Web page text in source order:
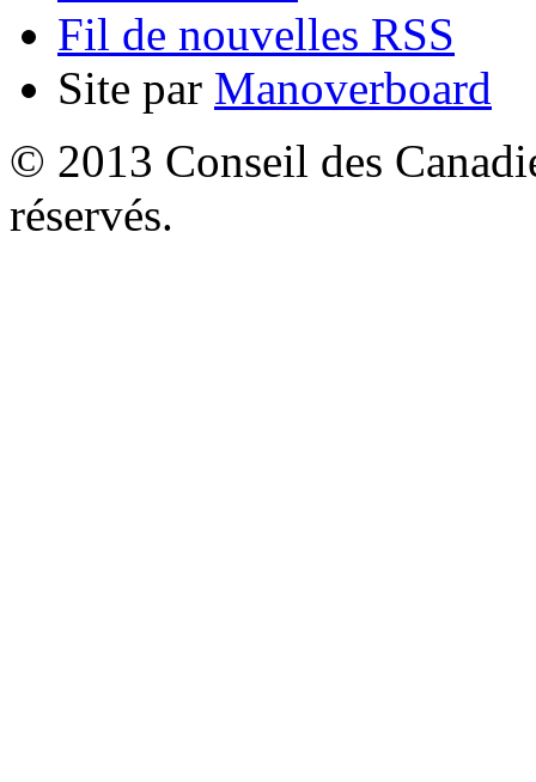
Fil de nouvelles RSS
Site par Manoverboard
© 2013 Conseil des
réservés.